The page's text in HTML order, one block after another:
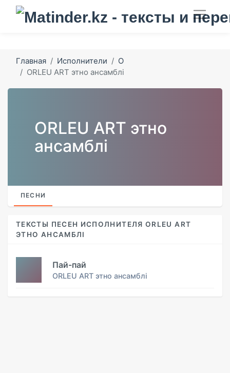
Главная Исполнители
O
ORLEU ART этно ансамблі
ORLEU ART этно
ансамблі
ПЕСНИ
ТЕКСТЫ ПЕСЕН ИСПОЛНИТЕЛЯ ORLEU ART
ЭТНО АНСАМБЛІ
Пай-пай
ORLEU ART этно ансамблі